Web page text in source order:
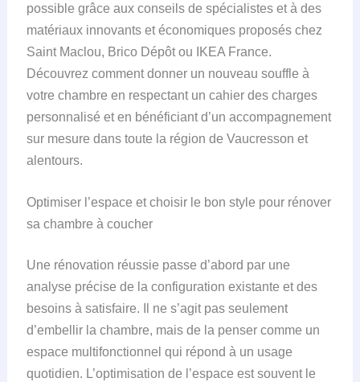
possible grâce aux conseils de spécialistes et à des
matériaux innovants et économiques proposés chez
Saint Maclou, Brico Dépôt ou IKEA France.
Découvrez comment donner un nouveau souffle à
votre chambre en respectant un cahier des charges
personnalisé et en bénéficiant d’un accompagnement
sur mesure dans toute la région de Vaucresson et
alentours.
Optimiser l’espace et choisir le bon style pour rénover
sa chambre à coucher
Une rénovation réussie passe d’abord par une
analyse précise de la configuration existante et des
besoins à satisfaire. Il ne s’agit pas seulement
d’embellir la chambre, mais de la penser comme un
espace multifonctionnel qui répond à un usage
quotidien. L’optimisation de l’espace est souvent le